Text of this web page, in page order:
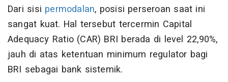
Dari sisi permodalan, posisi perseroan saat ini
sangat kuat. Hal tersebut tercermin Capital
Adequacy Ratio (CAR) BRI berada di level 22,90%,
jauh di atas ketentuan minimum regulator bagi
BRI sebagai bank sistemik.